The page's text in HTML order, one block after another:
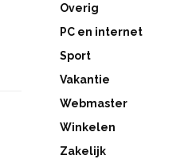
Overig
PC en internet
Sport
Vakantie
Webmaster
Winkelen
Zakelijk